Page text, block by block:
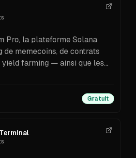
Pro, la plateforme Solana
de memecoins, de contrats
farming — ainsi que les
Gratuit